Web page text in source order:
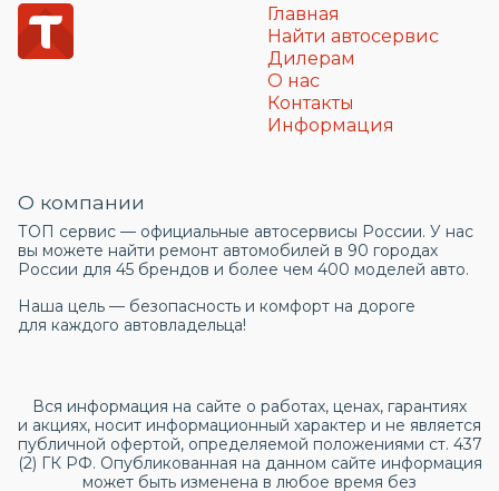
Главная
Найти автосервис
Дилерам
О нас
Контакты
Информация
О компании
ТОП сервис — официальные автосервисы России. У нас
вы можете найти ремонт автомобилей в 90 городах
России для 45 брендов и более чем 400 моделей авто.
Наша цель — безопасность и комфорт на дороге
для каждого автовладельца!
Вся информация на сайте о работах, ценах, гарантиях
и акциях, носит информационный характер и не является
публичной офертой, определяемой положениями ст. 437
(2) ГК РФ. Опубликованная на данном сайте информация
может быть изменена в любое время без